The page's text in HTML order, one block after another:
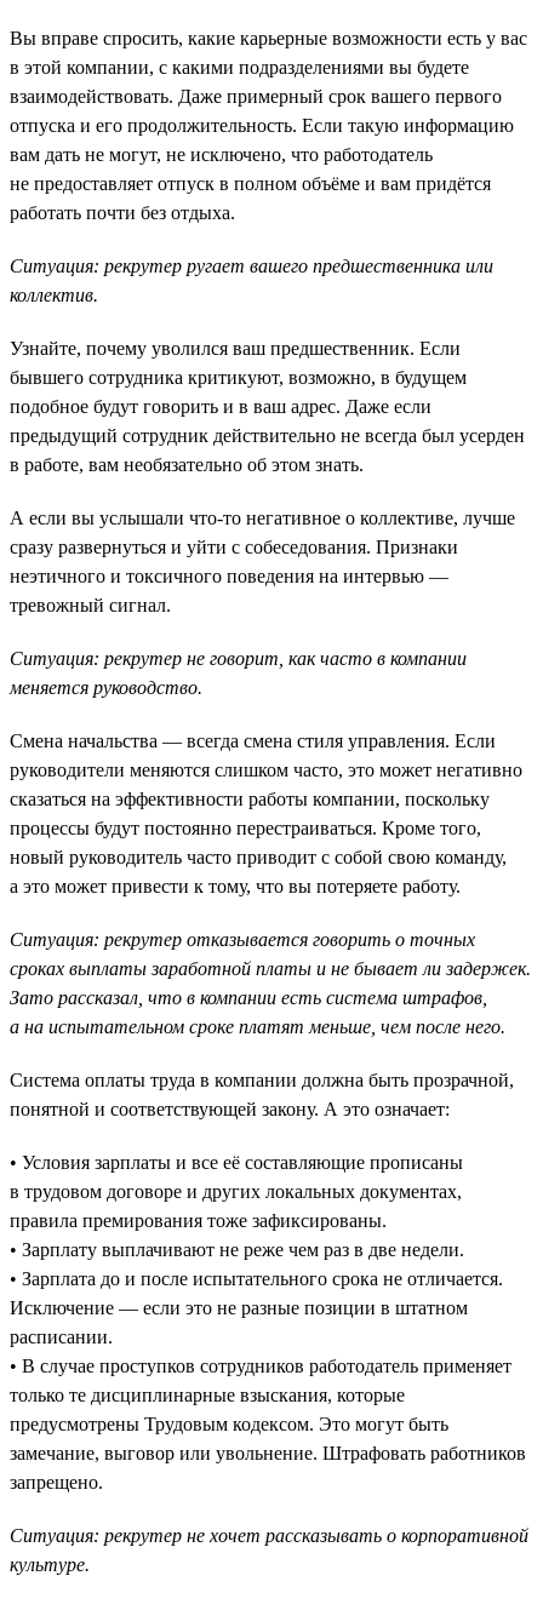
Вы вправе спросить, какие карьерные возможности есть у вас
в этой компании, с какими подразделениями вы будете
взаимодействовать. Даже примерный срок вашего первого
отпуска и его продолжительность. Если такую информацию
вам дать не могут, не исключено, что работодатель
не предоставляет отпуск в полном объёме и вам придётся
работать почти без отдыха.
Ситуация: рекрутер ругает вашего предшественника или
коллектив.
Узнайте, почему уволился ваш предшественник. Если
бывшего сотрудника критикуют, возможно, в будущем
подобное будут говорить и в ваш адрес. Даже если
предыдущий сотрудник действительно не всегда был усерден
в работе, вам необязательно об этом знать.
А если вы услышали что-то негативное о коллективе, лучше
сразу развернуться и уйти с собеседования. Признаки
неэтичного и токсичного поведения на интервью —
тревожный сигнал.
Ситуация: рекрутер не говорит, как часто в компании
меняется руководство.
Смена начальства — всегда смена стиля управления. Если
руководители меняются слишком часто, это может негативно
сказаться на эффективности работы компании, поскольку
процессы будут постоянно перестраиваться. Кроме того,
новый руководитель часто приводит с собой свою команду,
а это может привести к тому, что вы потеряете работу.
Ситуация: рекрутер отказывается говорить о точных
сроках выплаты заработной платы и не бывает ли задержек.
Зато рассказал, что в компании есть система штрафов,
а на испытательном сроке платят меньше, чем после него.
Система оплаты труда в компании должна быть прозрачной,
понятной и соответствующей закону. А это означает:
• Условия зарплаты и все её составляющие прописаны
в трудовом договоре и других локальных документах,
правила премирования тоже зафиксированы.
• Зарплату выплачивают не реже чем раз в две недели.
• Зарплата до и после испытательного срока не отличается.
Исключение — если это не разные позиции в штатном
расписании.
• В случае проступков сотрудников работодатель применяет
только те дисциплинарные взыскания, которые
предусмотрены Трудовым кодексом. Это могут быть
замечание, выговор или увольнение. Штрафовать работников
запрещено.
Ситуация: рекрутер не хочет рассказывать о корпоративной
культуре.